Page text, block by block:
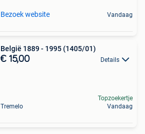
Bezoek website Vandaag
België 1889 - 1995 (1405/01)
€ 15,00 Details
Tremelo
Topzoekertje
Vandaag